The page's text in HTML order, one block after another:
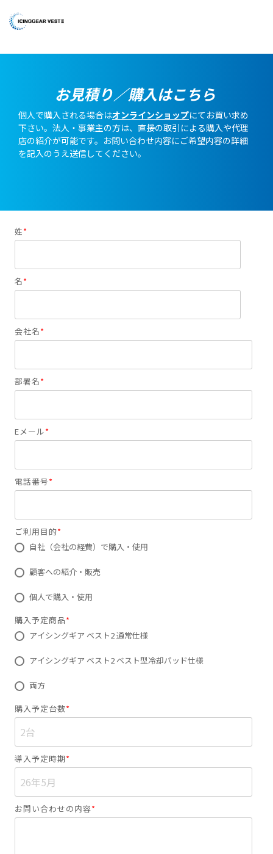
to
the
content.
お見積り／購入はこちら
個人で購入される場合はオンラインショップにてお買い求め
下さい。法人・事業主の方は、直接の取引による購入や代理
店の紹介が可能です。お問い合わせ内容にご希望内容の詳細
を記入のうえ送信してください。
姓*
名*
会社名*
部署名*
Eメール*
電話番号*
ご利用目的*
自社（会社の経費）で購入・使用
顧客への紹介・販売
個人で購入・使用
購入予定商品*
アイシングギア ベスト2 通常仕様
アイシングギア ベスト2 ベスト型冷却パッド仕様
両方
購入予定台数*
導入予定時期*
お問い合わせの内容*